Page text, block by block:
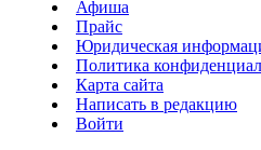
Афиша
Прайс
Юридическая
Политика
Карта сайта
Написать в редакцию
Войти